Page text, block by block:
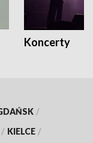
Koncerty
/
/ KIELCE /